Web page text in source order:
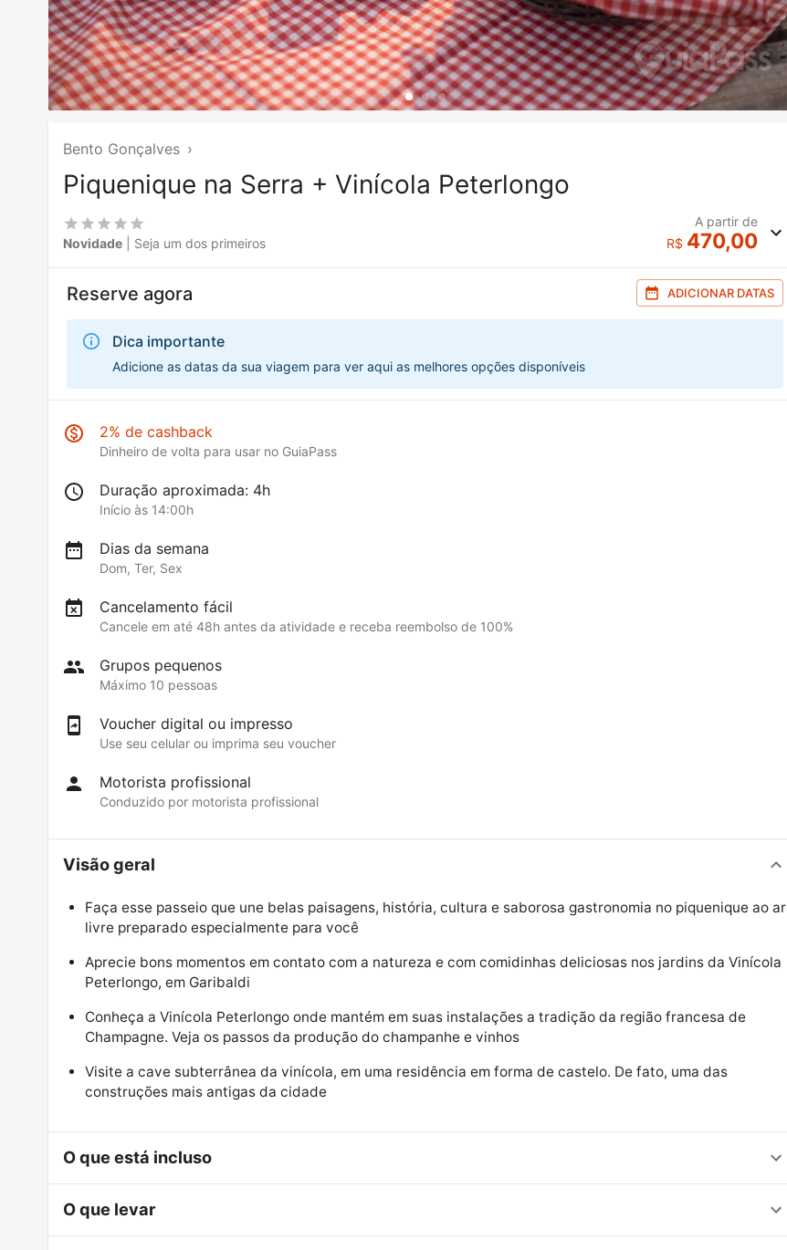
Bento Gonçalves ›
Piquenique na Serra + Vinícola Peterlongo
Novidade | Seja um dos primeiros
A partir de
R$ 470,00
Reserve agora ADICIONAR DATAS
Dica importante
Adicione as datas da sua viagem para ver aqui as melhores opções disponíveis
2% de cashback
Dinheiro de volta para usar no GuiaPass
Duração aproximada: 4h
Início às 14:00h
Dias da semana
Dom, Ter, Sex
Cancelamento fácil
Cancele em até 48h antes da atividade e receba reembolso de 100%
Grupos pequenos
Máximo 10 pessoas
Voucher digital ou impresso
Use seu celular ou imprima seu voucher
Motorista profissional
Conduzido por motorista profissional
Visão geral
Faça esse passeio que une belas paisagens, história, cultura e saborosa gastronomia no piquenique ao ar
livre preparado especialmente para você
Aprecie bons momentos em contato com a natureza e com comidinhas deliciosas nos jardins da Vinícola
Peterlongo, em Garibaldi
Conheça a Vinícola Peterlongo onde mantém em suas instalações a tradição da região francesa de
Champagne. Veja os passos da produção do champanhe e vinhos
Visite a cave subterrânea da vinícola, em uma residência em forma de castelo. De fato, uma das
construções mais antigas da cidade
O que está incluso
O que levar